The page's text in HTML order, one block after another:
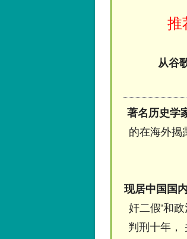
推
从谷
著名历史学
的在海外揭
现居中国国
奸二假’和
判刑十年，